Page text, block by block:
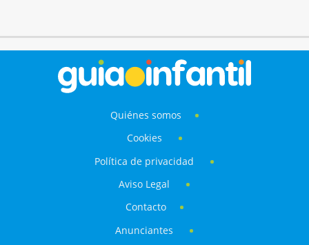
Quiénes somos
Cookies
Política de privacidad
Aviso Legal
Contacto
Anunciantes